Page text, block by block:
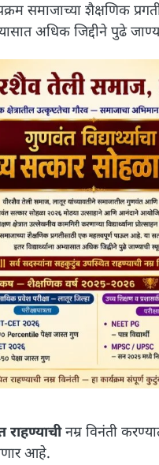
उपक्रम समाजाच्या शैक्षणिक
अधिक जिद्दीने पुढे
नम्र विनंती
आहे.